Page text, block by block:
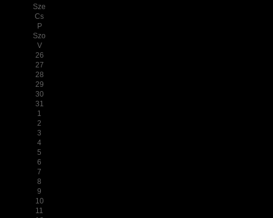
Sze
Cs
P
Szo
V
26
27
28
29
30
31
1
2
3
4
5
6
7
8
9
10
11